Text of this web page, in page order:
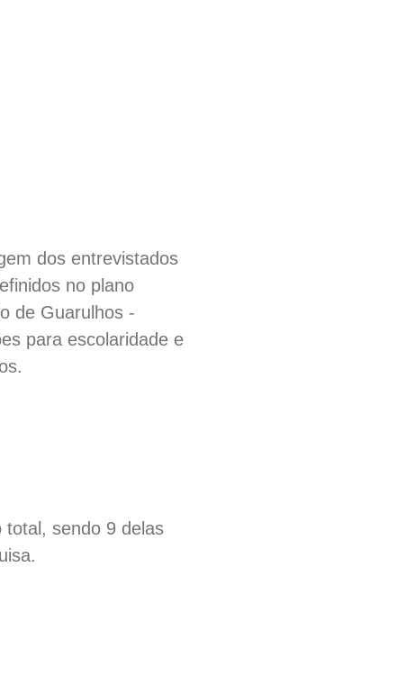
dos entrevistados
no plano
de Guarulhos -
para escolaridade e
total, sendo 9 delas